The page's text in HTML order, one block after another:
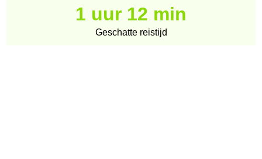
1 uur 12 min
Geschatte reistijd